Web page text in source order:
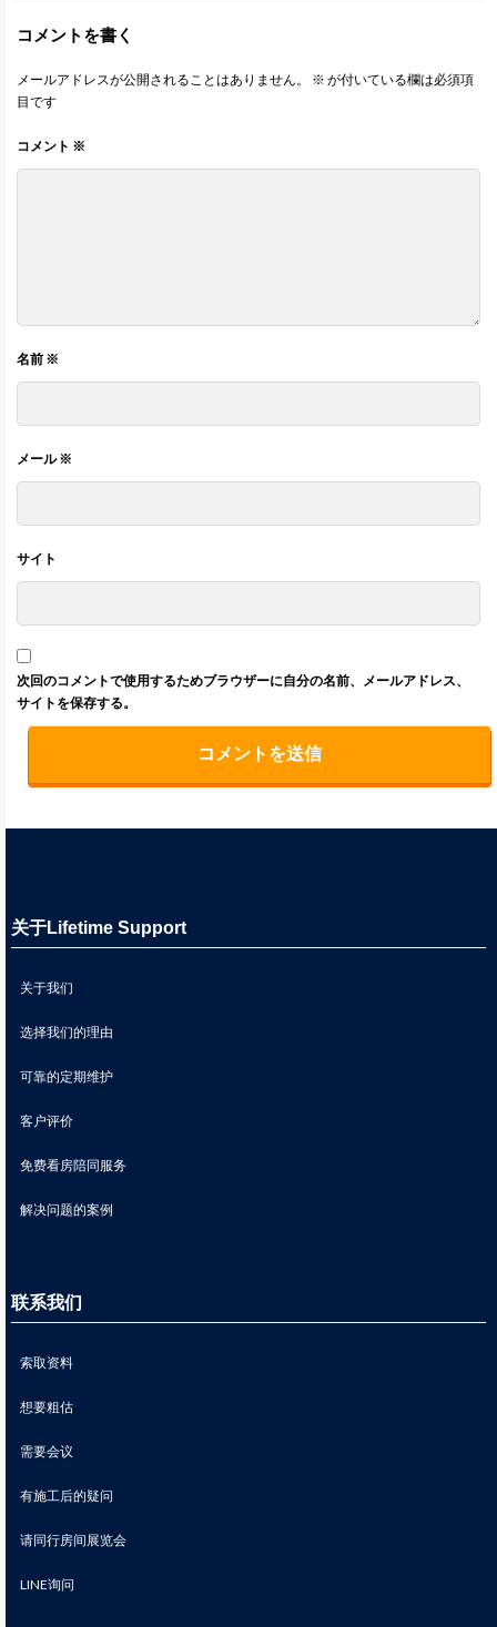
コメントを書く
メールアドレスが公開されることはありません。 ※ が付いている欄は必須項
目です
コメント ※
名前 ※
メール※
サイト
次回のコメントで使用するためブラウザーに自分の名前、メールアドレス、
サイトを保存する。
关于Lifetime Support
关于我们
选择我们的理由
可靠的定期维护
客户评价
免费看房陪同服务
解决问题的案例
联系我们
索取资料
想要粗估
需要会议
有施工后的疑问
请同行房间展览会
LINE询问